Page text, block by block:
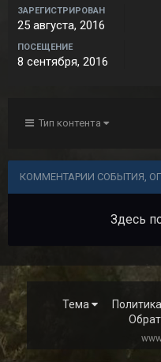
ЗАРЕГИСТРИРОВАН
25 августа, 2016
ПОСЕЩЕНИЕ
8 сентября, 2016
Тип контента
КОММЕНТАРИИ СОБЫТИЯ,
Здесь
Тема